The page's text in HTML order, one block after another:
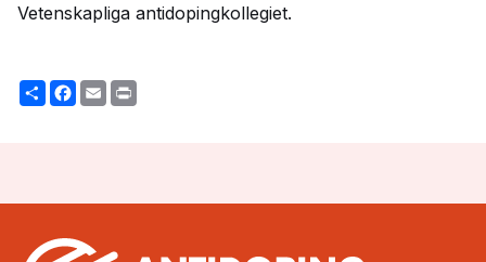
Vetenskapliga antidopingkollegiet.
ShareFacebook
Email